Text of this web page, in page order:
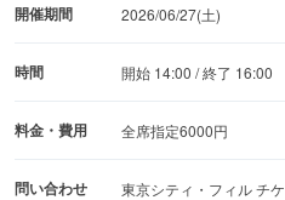
開催期間 2026/06/27(土)
時間 開始 14:00 / 終了 16:00
料金・費用 全席指定6000円
問い合わせ
東京シティ・フィル チ